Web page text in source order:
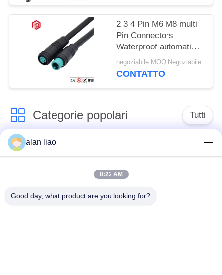
2 3 4 Pin M6 M8 multi
Pin Connectors
Waterproof automatico
IP66 IP65
negoziabile MOQ:Negoziabile
CONTATTO
Categorie popolari Tutti
Connettore circolare
impermeabile di
bassa tensione
Connettore
Supporto della
alan liao
8:22 AM
Good day, what product are you looking for?